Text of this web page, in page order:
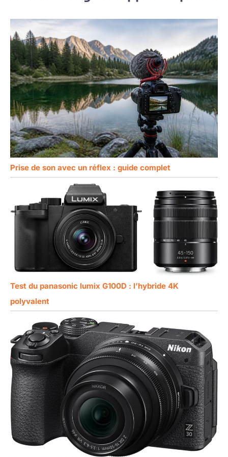
Connectez les
l'application. > Vous
pouvez ensuite
transférer
directement des
photos et des vidéos
et contrôler l'appareil
photo à distance via
votre smartphone.
CONTENU DE LA
LIVRAISON : boîtier
ZV-E10, objectif
SEL1650 II avec
capuchon et pare-
soleil, batterie NP-
FW50, sans chargeur
(un chargeur USB de
1,5 A est
recommandé), câble
USB-C.
des couleurs vives
pour un traitement
ultérieur, le ZV-E10
vous aide à définir
votre identité visuelle.
Grâce au bouton de
flou d'arrière-plan,
vous pouvez
également créer un
arrière-plan d'aspect
professionnel en un
seul clic. UN SON
CLAIR, UNE
IMPRESSION
COMPLÈTE –
DIRECTEMENT À
L'APPAREIL PHOTO
Enregistrez un son
clair et naturel grâce
au microphone
directionnel à 3
capsules intégré.
Parfait pour les
enregistrements
vocaux sur caméra
ou les bruits
utilisations en
extérieur, vous
pouvez ajouter une
bonnette anti-vent
ou connecter un
microphone externe
via l'entrée 3,5 mm
ou la griffe multi-
interface Sony, pour
des enregistrements
audio professionnels
pour les vidéos et les
diffusions en direct.
PARTAGEZ VOTRE
CONTENU DE LA LIVRAISON :
II avec capuchon et pare-soleil,
chargeur (un chargeur USB de
1,5 A est recommandé), câble
USB-C.
Prise de son avec un réflex : guide complet
Test du panasonic lumix G100D : l’hybride 4K
polyvalent